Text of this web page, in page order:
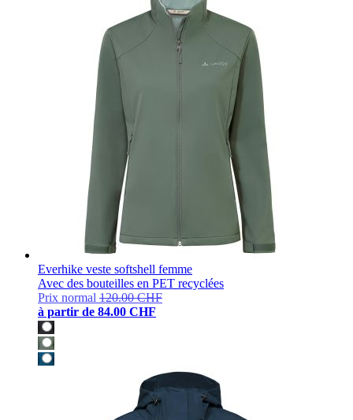
Everhike veste softshell femme
Avec des bouteilles en PET recyclées
Prix normal 120.00 CHF
à partir de 84.00 CHF